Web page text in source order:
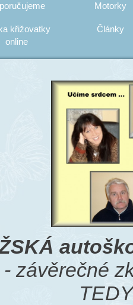
Motorky
křižovatky
online
Články
závěrečné